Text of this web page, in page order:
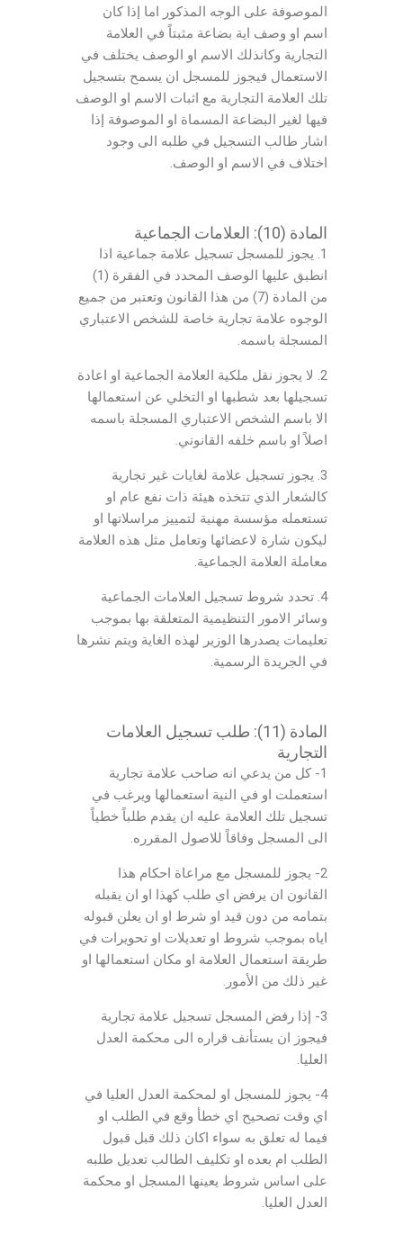
الموصوفة على الوجه المذكور اما إذا كان
اسم او وصف اية بضاعة مثبتاً في العلامة
التجارية وكانذلك الاسم او الوصف يختلف في
الاستعمال فيجوز للمسجل ان يسمح بتسجيل
تلك العلامة التجارية مع اثبات الاسم او الوصف
فيها لغير البضاعة المسماة او الموصوفة إذا
اشار طالب التسجيل في طلبه الى وجود
اختلاف في الاسم او الوصف.
المادة (10): العلامات الجماعية
1. يجوز للمسجل تسجيل علامة جماعية اذا
انطبق عليها الوصف المحدد في الفقرة (1)
من المادة (7) من هذا القانون وتعتبر من جميع
الوجوه علامة تجارية خاصة للشخص الاعتباري
المسجلة باسمه.
2. لا يجوز نقل ملكية العلامة الجماعية او اعادة
تسجيلها بعد شطبها او التخلي عن استعمالها
الا باسم الشخص الاعتباري المسجلة باسمه
اصلاً او باسم خلفه القانوني.
3. يجوز تسجيل علامة لغايات غير تجارية
كالشعار الذي تتخذه هيئة ذات نفع عام او
تستعمله مؤسسة مهنية لتمييز مراسلاتها او
ليكون شارة لاعضائها وتعامل مثل هذه العلامة
معاملة العلامة الجماعية.
4. تحدد شروط تسجيل العلامات الجماعية
وسائر الامور التنظيمية المتعلقة بها بموجب
تعليمات يصدرها الوزير لهذه الغاية ويتم نشرها
في الجريدة الرسمية.
المادة (11): طلب تسجيل العلامات
التجارية
1- كل من يدعي انه صاحب علامة تجارية
استعملت او في النية استعمالها ويرغب في
تسجيل تلك العلامة عليه ان يقدم طلباً خطياً
الى المسجل وفاقاً للاصول المقرره.
2- يجوز للمسجل مع مراعاة احكام هذا
القانون ان يرفض اي طلب كهذا او ان يقبله
بتمامه من دون قيد او شرط او ان يعلن قبوله
اياه بموجب شروط او تعديلات او تحويرات في
طريقة استعمال العلامة او مكان استعمالها او
غير ذلك من الأمور.
3- إذا رفض المسجل تسجيل علامة تجارية
فيجوز ان يستأنف قراره الى محكمة العدل
العليا.
4- يجوز للمسجل او لمحكمة العدل العليا في
اي وقت تصحيح اي خطأ وقع في الطلب او
فيما له تعلق به سواء اكان ذلك قبل قبول
الطلب ام بعده او تكليف الطالب تعديل طلبه
على اساس شروط يعينها المسجل او محكمة
العدل العليا.